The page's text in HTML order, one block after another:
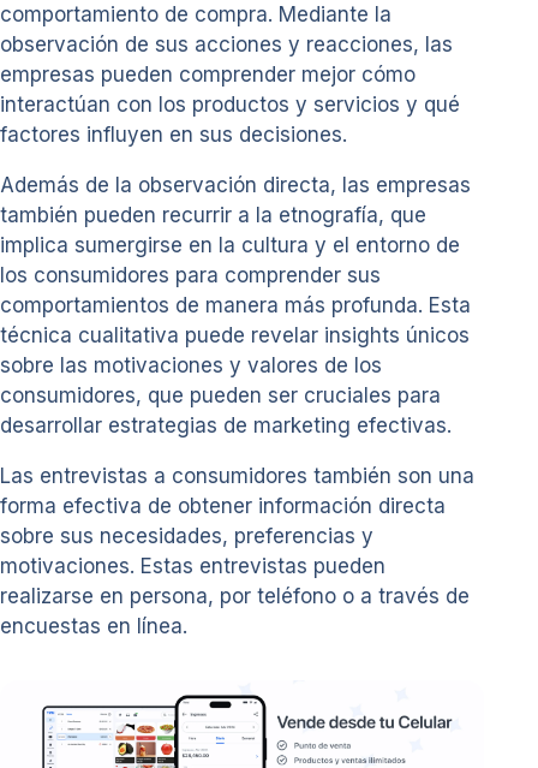
comportamiento de compra. Mediante la
observación de sus acciones y reacciones, las
empresas pueden comprender mejor cómo
interactúan con los productos y servicios y qué
factores influyen en sus decisiones.
Además de la observación directa, las empresas
también pueden recurrir a la etnografía, que
implica sumergirse en la cultura y el entorno de
los consumidores para comprender sus
comportamientos de manera más profunda. Esta
técnica cualitativa puede revelar insights únicos
sobre las motivaciones y valores de los
consumidores, que pueden ser cruciales para
desarrollar estrategias de marketing efectivas.
Las entrevistas a consumidores también son una
forma efectiva de obtener información directa
sobre sus necesidades, preferencias y
motivaciones. Estas entrevistas pueden
realizarse en persona, por teléfono o a través de
encuestas en línea.